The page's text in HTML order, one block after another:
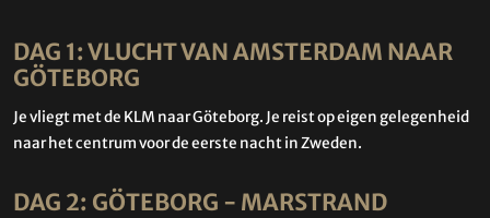
DAG 1: VLUCHT VAN AMSTERDAM NAAR
GÖTEBORG
Je vliegt met de KLM naar Göteborg. Je reist op eigen gelegenheid
naar het centrum voor de eerste nacht in Zweden.
DAG 2: GÖTEBORG - MARSTRAND